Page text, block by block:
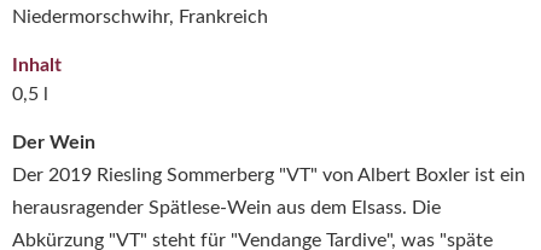
Der Wein
Der 2019 Riesling Sommerberg "VT" von Albert Boxler ist ein
herausragender Spätlese-Wein aus dem Elsass. Die
Abkürzung "VT" steht für "Vendange Tardive", was "späte
Niedermorschwihr, Frankreich
Inhalt
0,5 l